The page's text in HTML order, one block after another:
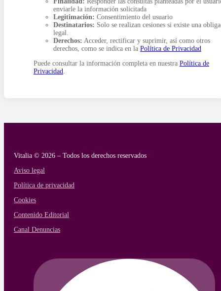
enviarle la información solicitada
Legitimación: Consentimiento del usuario
Destinatarios: Solo se realizan cesiones si existe una
legal.
Derechos: Acceder, rectificar y suprimir, así como otros
derechos, como se indica en la Política de Privacidad
Puede consultar la información completa en nuestra Política de
Privacidad
Vitalia © 2026 – Todos los derechos reservados
Aviso legal
Política de privacidad
Cookies
Contenido Editorial
Canal Denuncias